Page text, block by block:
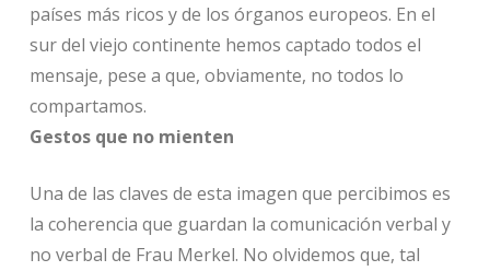
países más ricos y de los órganos europeos. En el
sur del viejo continente hemos captado todos el
mensaje, pese a que, obviamente, no todos lo
compartamos.
Gestos que no mienten
Una de las claves de esta imagen que percibimos es
la coherencia que guardan la comunicación verbal y
no verbal de Frau Merkel. No olvidemos que, tal